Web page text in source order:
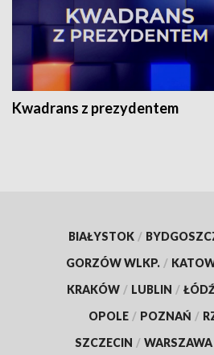
Kwadrans z prezydentem
BIAŁYSTOK /
GORZÓW WLKP. /
KRAKÓW / LUBLIN /
OPOLE / POZNAŃ /
SZCZECIN / WARSZAWA